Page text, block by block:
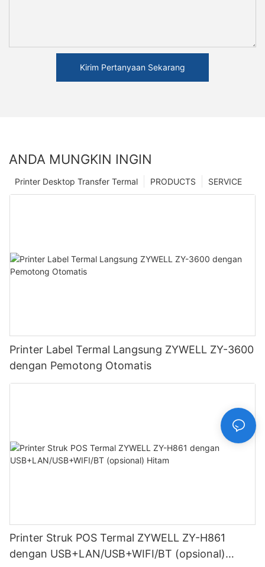
Kirim Pertanyaan Sekarang
ANDA MUNGKIN INGIN
SERVICE
PRODUCTS
Printer Desktop Transfer Termal
Printer Label Termal Langsung ZYWELL ZY-3600
dengan Pemotong Otomatis
Printer Struk POS Termal ZYWELL ZY-H861
dengan USB+LAN/USB+WIFI/BT (opsional)